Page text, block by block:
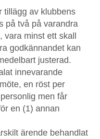
tillägg av klubbens
på två på varandra
vara minst ett skall
godkännandet kan
justerad.
innevarande
en röst per
men får
en (1) annan
ärende behandlat